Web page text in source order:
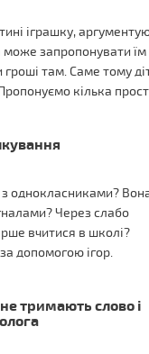
іграшку,
запропонувати їм
там. Саме тому
кілька
однокласниками?
Через слабо
вчитися в школі?
допомогою ігор.
тримають слово і